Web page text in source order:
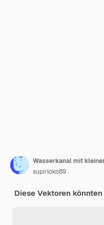
supirloko89
Diese Vektoren